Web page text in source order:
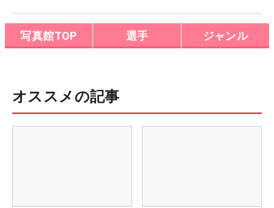
写真館TOP 選手 ジャンル
オススメの記事